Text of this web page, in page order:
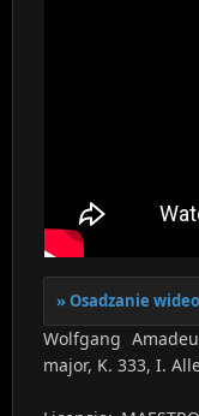
Osadzanie wideo
Wolfgang
major, K. 333, I.